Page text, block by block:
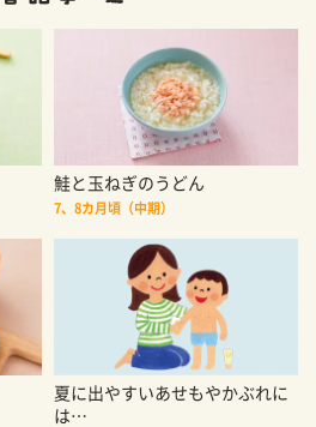
鮭と玉ねぎのうどん
7、8カ月頃（中期）
夏に出やすいあせもやかぶれに
は…